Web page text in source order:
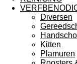
Diversen
Kitten
Plamuren